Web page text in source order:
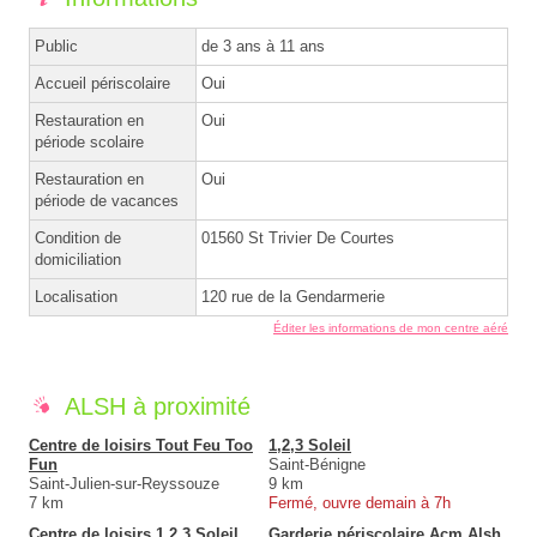
Public de 3 ans à 11 ans
Accueil périscolaire Oui
Restauration en
période scolaire
Oui
Restauration en
période de vacances
Oui
Condition de
domiciliation
01560 St Trivier De Courtes
Localisation 120 rue de la Gendarmerie
Éditer les informations de mon centre aéré
ALSH à proximité
Centre de loisirs Tout Feu Too
Fun
Saint-Julien-sur-Reyssouze
7 km
1,2,3 Soleil
Saint-Bénigne
9 km
Fermé, ouvre demain à 7h